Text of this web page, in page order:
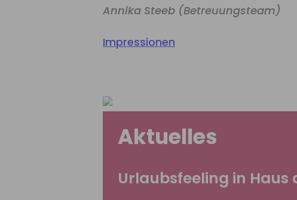
Annika Steeb (Betreuungsteam)
Impressionen
Aktuelles
Urlaubsfeeling in Haus